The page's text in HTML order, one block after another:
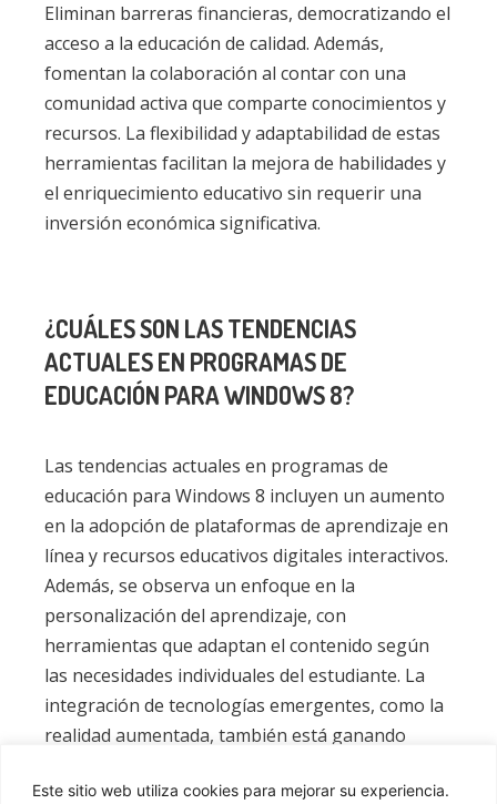
Este sitio web utiliza cookies para mejorar su experiencia.
Eliminan barreras financieras, democratizando el
acceso a la educación de calidad. Además,
fomentan la colaboración al contar con una
comunidad activa que comparte conocimientos y
recursos. La flexibilidad y adaptabilidad de estas
herramientas facilitan la mejora de habilidades y
el enriquecimiento educativo sin requerir una
inversión económica significativa.
¿CUÁLES SON LAS TENDENCIAS
ACTUALES EN PROGRAMAS DE
EDUCACIÓN PARA WINDOWS 8?
Las tendencias actuales en programas de
educación para Windows 8 incluyen un aumento
en la adopción de plataformas de aprendizaje en
línea y recursos educativos digitales interactivos.
Además, se observa un enfoque en la
personalización del aprendizaje, con
herramientas que adaptan el contenido según
las necesidades individuales del estudiante. La
integración de tecnologías emergentes, como la
realidad aumentada, también está ganando